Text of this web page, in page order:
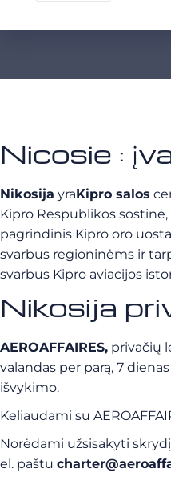
Nicosie :
Nikosija yraKipro salos
Kipro Respublikos
pagrindinis Kipro oro
svarbus regioninėms ir
svarbus Kipro aviacijos
Nikosija
AEROAFFAIRES, privačių
valandas per parą, 7
išvykimo.
Keliaudami su
Norėdami užsisakyti
el. paštu